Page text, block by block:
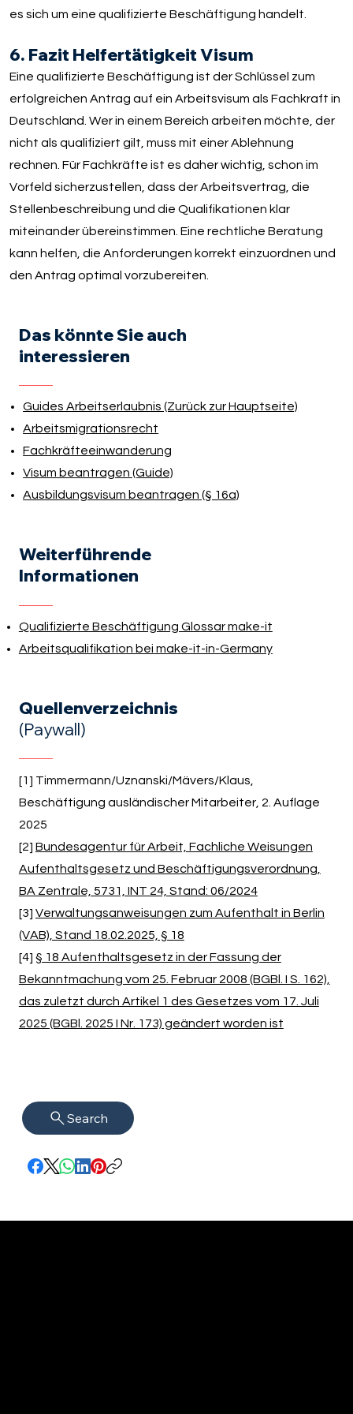
es sich um eine qualifizierte Beschäftigung handelt.
6. Fazit Helfertätigkeit Visum
Eine qualifizierte Beschäftigung ist der Schlüssel zum
erfolgreichen Antrag auf ein Arbeitsvisum als Fachkraft in
Deutschland. Wer in einem Bereich arbeiten möchte, der
nicht als qualifiziert gilt, muss mit einer Ablehnung
rechnen. Für Fachkräfte ist es daher wichtig, schon im
Vorfeld sicherzustellen, dass der Arbeitsvertrag, die
Stellenbeschreibung und die Qualifikationen klar
miteinander übereinstimmen. Eine rechtliche Beratung
kann helfen, die Anforderungen korrekt einzuordnen und
den Antrag optimal vorzubereiten.
Das könnte Sie auch
interessieren
Guides Arbeitserlaubnis (Zurück zur Hauptseite)
Arbeitsmigrationsrecht
Fachkräfteeinwanderung
Visum beantragen (Guide)
Ausbildungsvisum beantragen (§ 16a)
Weiterführende
Informationen
Qualifizierte Beschäftigung Glossar make-it
Arbeitsqualifikation bei make-it-in-Germany
Quellenverzeichnis
(Paywall)
[1] Timmermann/Uznanski/Mävers/Klaus,
Beschäftigung ausländischer Mitarbeiter, 2. Auflage
2025
[2] Bundesagentur für Arbeit, Fachliche Weisungen
Aufenthaltsgesetz und Beschäftigungsverordnung,
BA Zentrale, 5731, INT 24, Stand: 06/2024
[3] Verwaltungsanweisungen zum Aufenthalt in Berlin
(VAB), Stand 18.02.2025, § 18
[4] § 18 Aufenthaltsgesetz in der Fassung der
Bekanntmachung vom 25. Februar 2008 (BGBl. I S. 162),
das zuletzt durch Artikel 1 des Gesetzes vom 17. Juli
2025 (BGBl. 2025 I Nr. 173) geändert worden ist
Search